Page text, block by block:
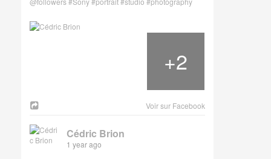
+2
Voir sur Facebook
Cédric Brion
1 year ago